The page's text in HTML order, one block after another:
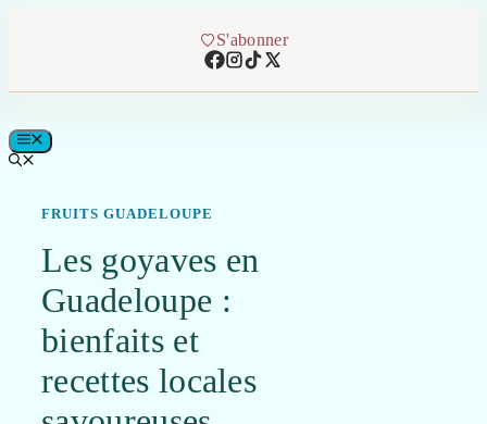
S'abonner
MENU
FRUITS GUADELOUPE
Les goyaves en
Guadeloupe :
bienfaits et
recettes locales